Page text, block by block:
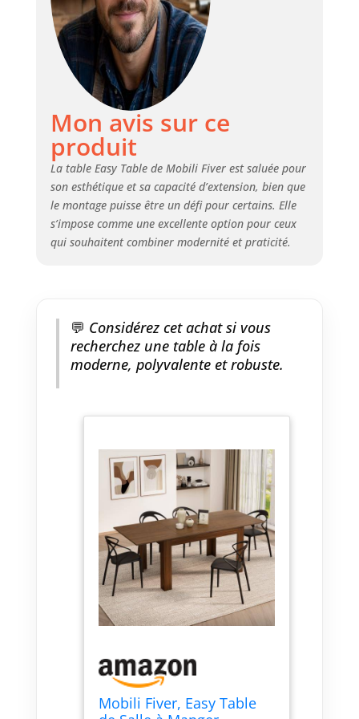
est ouverte. La table est
fabriquée en mélamine
stratifiée de haute qualité, facile
à nettoyer avec un chiffon
humide et un détergent doux.
Les instructions de montage et
le kit d'outils nécessaires sont
inclus dans le colis. Design : les
pieds de la table Easy disposent
d'un design particulier en forme
de L qui donnera à l'espace
environnant une touche de
design. La table Easy a été
conçue exclusivement pour une
utilisation en intérieur. Fabriqué
fabriqués dans nos usines
italiennes et ont hâte de
rejoindre votre maison
Mon avis sur ce
produit
La table Easy Table de Mobili Fiver est saluée pour
son esthétique et sa capacité d’extension, bien que
le montage puisse être un défi pour certains. Elle
s’impose comme une excellente option pour ceux
qui souhaitent combiner modernité et praticité.
💬 Considérez cet achat si vous
recherchez une table à la fois
moderne, polyvalente et robuste.
Mobili Fiver, Easy Table